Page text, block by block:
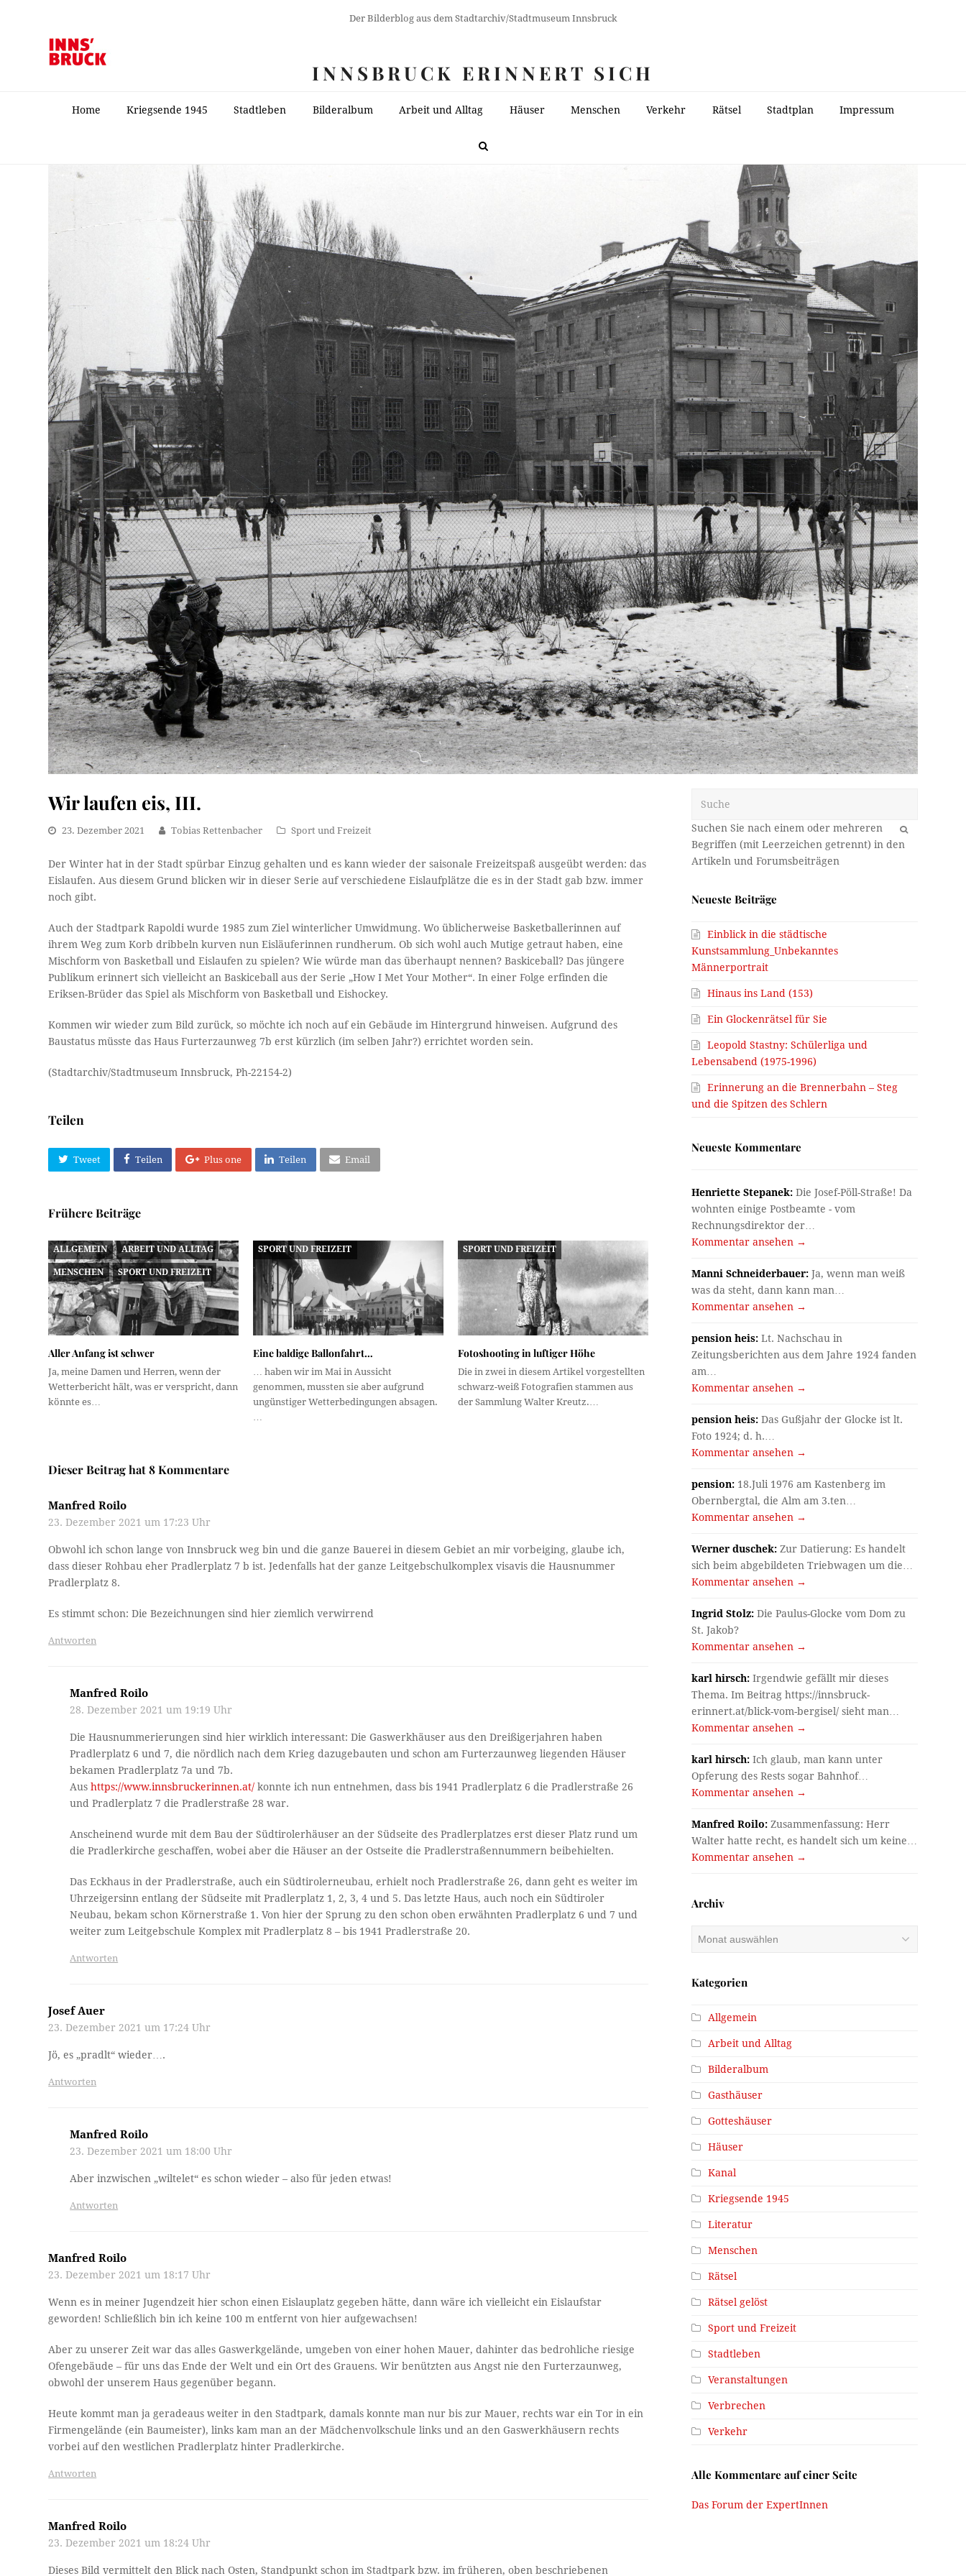
Der Bilderblog aus dem Stadtarchiv/Stadtmuseum Innsbruck
INNSBRUCK ERINNERT SICH
Home Kriegsende 1945 Stadtleben Bilderalbum Arbeit und Alltag Häuser Menschen Verkehr Rätsel Stadtplan Impressum
Wir laufen eis, III.
23. Dezember 2021 Tobias Rettenbacher Sport und Freizeit
Der Winter hat in der Stadt spürbar Einzug gehalten und es kann wieder der saisonale Freizeitspaß ausgeübt werden: das
Eislaufen. Aus diesem Grund blicken wir in dieser Serie auf verschiedene Eislaufplätze die es in der Stadt gab bzw. immer
noch gibt.
Auch der Stadtpark Rapoldi wurde 1985 zum Ziel winterlicher Umwidmung. Wo üblicherweise Basketballerinnen auf
ihrem Weg zum Korb dribbeln kurven nun Eisläuferinnen rundherum. Ob sich wohl auch Mutige getraut haben, eine
Mischform von Basketball und Eislaufen zu spielen? Wie würde man das überhaupt nennen? Baskiceball? Das jüngere
Publikum erinnert sich vielleicht an Baskiceball aus der Serie „How I Met Your Mother“. In einer Folge erfinden die
Eriksen-Brüder das Spiel als Mischform von Basketball und Eishockey.
Kommen wir wieder zum Bild zurück, so möchte ich noch auf ein Gebäude im Hintergrund hinweisen. Aufgrund des
Baustatus müsste das Haus Furterzaunweg 7b erst kürzlich (im selben Jahr?) errichtet worden sein.
(Stadtarchiv/Stadtmuseum Innsbruck, Ph-22154-2)
Teilen
Tweet Teilen Plus one Teilen Email
Frühere Beiträge
ALLGEMEIN ARBEIT UND ALLTAG
MENSCHEN SPORT UND FREIZEIT
Aller Anfang ist schwer
Ja, meine Damen und Herren, wenn der
Wetterbericht hält, was er verspricht, dann
könnte es…
SPORT UND FREIZEIT
Eine baldige Ballonfahrt…
… haben wir im Mai in Aussicht
genommen, mussten sie aber aufgrund
ungünstiger Wetterbedingungen absagen.
…
SPORT UND FREIZEIT
Fotoshooting in luftiger Höhe
Die in zwei in diesem Artikel vorgestellten
schwarz-weiß Fotografien stammen aus
der Sammlung Walter Kreutz.…
Dieser Beitrag hat 8 Kommentare
Manfred Roilo
23. Dezember 2021 um 17:23 Uhr
Obwohl ich schon lange von Innsbruck weg bin und die ganze Bauerei in diesem Gebiet an mir vorbeiging, glaube ich,
dass dieser Rohbau eher Pradlerplatz 7 b ist. Jedenfalls hat der ganze Leitgebschulkomplex visavis die Hausnummer
Pradlerplatz 8.
Es stimmt schon: Die Bezeichnungen sind hier ziemlich verwirrend
Antworten
Manfred Roilo
28. Dezember 2021 um 19:19 Uhr
Die Hausnummerierungen sind hier wirklich interessant: Die Gaswerkhäuser aus den Dreißigerjahren haben
Pradlerplatz 6 und 7, die nördlich nach dem Krieg dazugebauten und schon am Furterzaunweg liegenden Häuser
bekamen Pradlerplatz 7a und 7b.
Aushttps://www.innsbruckerinnen.at/ konnte ich nun entnehmen, dass bis 1941 Pradlerplatz 6 die Pradlerstraße 26
und Pradlerplatz 7 die Pradlerstraße 28 war.
Anscheinend wurde mit dem Bau der Südtirolerhäuser an der Südseite des Pradlerplatzes erst dieser Platz rund um
die Pradlerkirche geschaffen, wobei aber die Häuser an der Ostseite die Pradlerstraßennummern beibehielten.
Das Eckhaus in der Pradlerstraße, auch ein Südtirolerneubau, erhielt noch Pradlerstraße 26, dann geht es weiter im
Uhrzeigersinn entlang der Südseite mit Pradlerplatz 1, 2, 3, 4 und 5. Das letzte Haus, auch noch ein Südtiroler
Neubau, bekam schon Körnerstraße 1. Von hier der Sprung zu den schon oben erwähnten Pradlerplatz 6 und 7 und
weiter zum Leitgebschule Komplex mit Pradlerplatz 8 – bis 1941 Pradlerstraße 20.
Antworten
Josef Auer
23. Dezember 2021 um 17:24 Uhr
Jö, es „pradlt“ wieder….
Antworten
Manfred Roilo
23. Dezember 2021 um 18:00 Uhr
Aber inzwischen „wiltelet“ es schon wieder – also für jeden etwas!
Antworten
Manfred Roilo
23. Dezember 2021 um 18:17 Uhr
Wenn es in meiner Jugendzeit hier schon einen Eislauplatz gegeben hätte, dann wäre ich vielleicht ein Eislaufstar
geworden! Schließlich bin ich keine 100 m entfernt von hier aufgewachsen!
Aber zu unserer Zeit war das alles Gaswerkgelände, umgeben von einer hohen Mauer, dahinter das bedrohliche riesige
Ofengebäude – für uns das Ende der Welt und ein Ort des Grauens. Wir benützten aus Angst nie den Furterzaunweg,
obwohl der unserem Haus gegenüber begann.
Heute kommt man ja geradeaus weiter in den Stadtpark, damals konnte man nur bis zur Mauer, rechts war ein Tor in ein
Firmengelände (ein Baumeister), links kam man an der Mädchenvolkschule links und an den Gaswerkhäusern rechts
vorbei auf den westlichen Pradlerplatz hinter Pradlerkirche.
Antworten
Manfred Roilo
23. Dezember 2021 um 18:24 Uhr
Dieses Bild vermittelt den Blick nach Osten, Standpunkt schon im Stadtpark bzw. im früheren, oben beschriebenen
OK
Neueste Beiträge
Einblick in die städtische
Kunstsammlung_Unbekanntes
Männerportrait
Hinaus ins Land (153)
Ein Glockenrätsel für Sie
Leopold Stastny: Schülerliga und
Lebensabend (1975-1996)
Erinnerung an die Brennerbahn – Steg
und die Spitzen des Schlern
Neueste Kommentare
Henriette Stepanek: Die Josef-Pöll-Straße! Da
wohnten einige Postbeamte - vom
Rechnungsdirektor der…
Kommentar ansehen →
Manni Schneiderbauer: Ja, wenn man weiß
was da steht, dann kann man…
Kommentar ansehen →
pension heis: Lt. Nachschau in
Zeitungsberichten aus dem Jahre 1924 fanden
am…
Kommentar ansehen →
pension heis: Das Gußjahr der Glocke ist lt.
Foto 1924; d. h.…
Kommentar ansehen →
pension: 18.Juli 1976 am Kastenberg im
Obernbergtal, die Alm am 3.ten…
Kommentar ansehen →
Werner duschek: Zur Datierung: Es handelt
sich beim abgebildeten Triebwagen um die…
Kommentar ansehen →
Ingrid Stolz: Die Paulus-Glocke vom Dom zu
St. Jakob?
Kommentar ansehen →
karl hirsch: Irgendwie gefällt mir dieses
Thema. Im Beitrag https://innsbruck-
erinnert.at/blick-vom-bergisel/ sieht man…
Kommentar ansehen →
karl hirsch: Ich glaub, man kann unter
Opferung des Rests sogar Bahnhof…
Kommentar ansehen →
Manfred Roilo: Zusammenfassung: Herr
Walter hatte recht, es handelt sich um keine…
Kommentar ansehen →
Archiv
Archiv
Kategorien
Allgemein
Arbeit und Alltag
Bilderalbum
Gasthäuser
Gotteshäuser
Häuser
Kanal
Kriegsende 1945
Literatur
Menschen
Rätsel
Rätsel gelöst
Sport und Freizeit
Stadtleben
Veranstaltungen
Verbrechen
Verkehr
Alle Kommentare auf einer Seite
Das Forum der ExpertInnen